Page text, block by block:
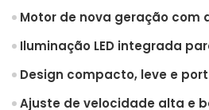
Motor de nova geração com
Iluminação LED integrada
Design compacto, leve e
Ajuste de velocidade alta e